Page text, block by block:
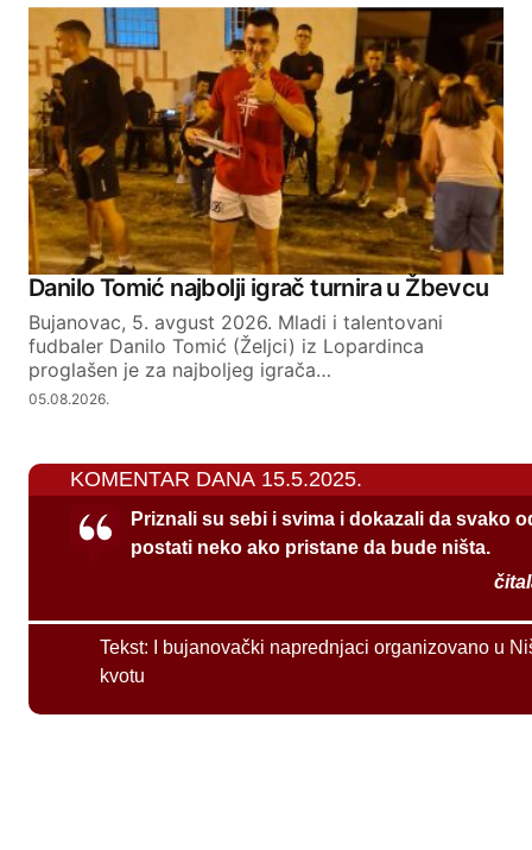
Danilo Tomić najbolji igrač turnira u Žbevcu
Bujanovac, 5. avgust 2026. Mladi i talentovani
fudbaler Danilo Tomić (Željci) iz Lopardinca
proglašen je za najboljeg igrača…
05.08.2026.
KOMENTAR DANA 15.5.2025.
Priznali su sebi i svima i dokazali da svako
postati neko ako pristane da bude ništa.
Tekst:
I bujanovački naprednjaci organizovano u
kvotu